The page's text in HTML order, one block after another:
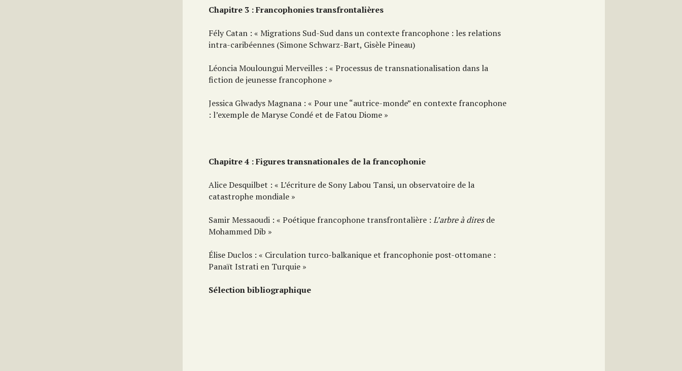
Chapitre 3 : Francophonies transfrontalières
Fély Catan : « Migrations Sud-Sud dans un contexte francophone : les relations
intra-caribéennes (Simone Schwarz-Bart, Gisèle Pineau)
Léoncia Mouloungui Merveilles : « Processus de transnationalisation dans la
fiction de jeunesse francophone »
Jessica Glwadys Magnana : « Pour une “autrice-monde” en contexte francophone
: l’exemple de Maryse Condé et de Fatou Diome »
Chapitre 4 : Figures transnationales de la francophonie
Alice Desquilbet : « L’écriture de Sony Labou Tansi, un observatoire de la
catastrophe mondiale »
Samir Messaoudi : « Poétique francophone transfrontalière :L’arbre à diresde
Mohammed Dib »
Élise Duclos : « Circulation turco-balkanique et francophonie post-ottomane :
Panaït Istrati en Turquie »
Sélection bibliographique